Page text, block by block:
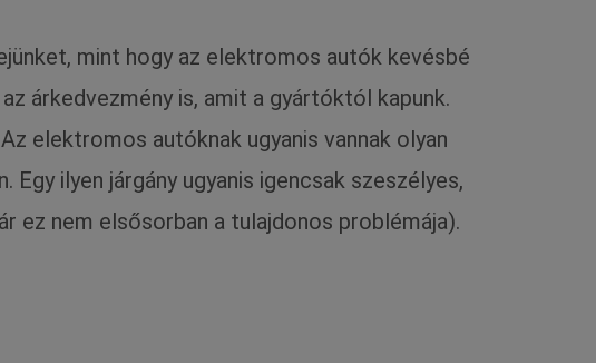
mint hogy az elektromos autók kevésbé
árkedvezmény is, amit a gyártóktól kapunk.
elektromos autóknak ugyanis vannak olyan
ilyen járgány ugyanis igencsak szeszélyes,
ez nem elsősorban a tulajdonos problémája).